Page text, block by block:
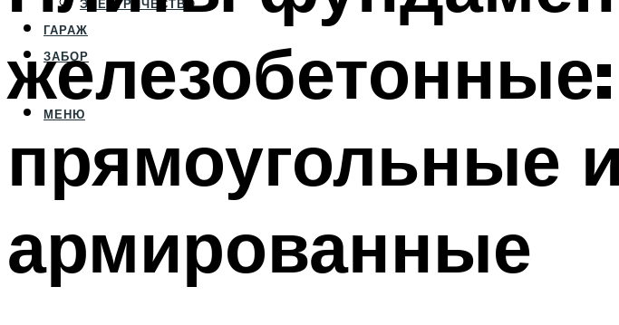
ЭЛЕКТРИЧЕСТВО
ГАРАЖ
ЗАБОР
МЕНЮ
прямоугольные
армированные